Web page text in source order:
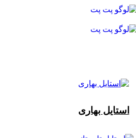
استایل بهاری